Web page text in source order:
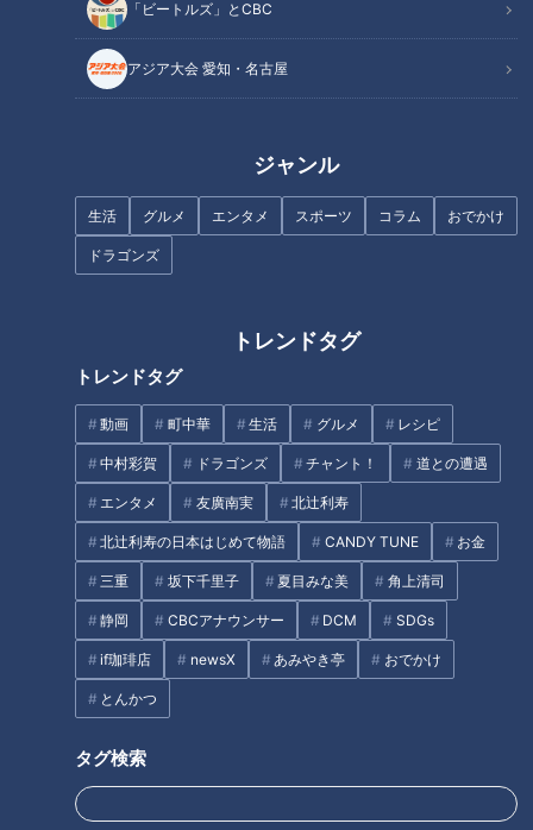
「ビートルズ」とCBC
アジア大会 愛知・名古屋
ジャンル
生活 グルメ エンタメ スポーツ コラム おでかけ
ドラゴンズ
トレンドタグ
トレンドタグ
動画 町中華 生活 グルメ レシピ
中村彩賀 ドラゴンズ チャント！ 道との遭遇
エンタメ 友廣南実 北辻利寿
北辻利寿の日本はじめて物語 CANDY TUNE お金
三重 坂下千里子 夏目みな美 角上清司
静岡 CBCアナウンサー DCM SDGs
if珈琲店 newsX あみやき亭 おでかけ
とんかつ
タグ検索
「ほめて欲しいのは、小1のうちの娘です。体育で鉄棒ができ
なくて『練習する！』と言い、誰もいない時間を狙い、夕食後
娘さんは学校でも上手な子を観察して、自分なりにチャレンジ
をしているそうです。練習の甲斐あってか、なんと前回りがで
きるようになったといいます。
娘と練習した日、逆上がりができました」（Aさん）
安田はぐるんぐるん
しろくじちゃん「すごいですねぇ。逆上がりって、何の力が結
局一番必要なんですかね」
林「なんなんでしょう。私、逆上がりできないまま、結局小学
校卒業したので」
しろくじちゃん「安田ちゃんはできそう」
ん、乾燥機みたいに」